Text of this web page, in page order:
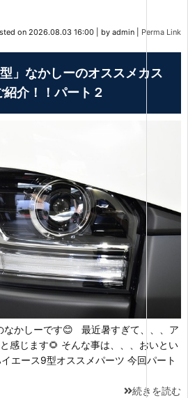
on 2026.08.03 16:00 by admin Perma Link
」なかしーのオススメカス
介！！パート２
なかしーです😊 最近暑すぎて、、、ア
感じます🌻 そんな事は、、、おいとい
エース9型オススメパーツ 今回パート
続きを読む